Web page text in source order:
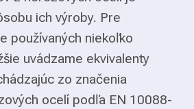
ich výroby. Pre
používaných niekoľko
uvádzame ekvivalenty
zo značenia
ocelí podľa EN 10088-